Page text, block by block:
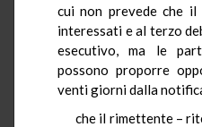
cui non prevede che
interessati e al terzo
esecutivo, ma le
possono proporre
venti giorni dalla
che il rimettente –